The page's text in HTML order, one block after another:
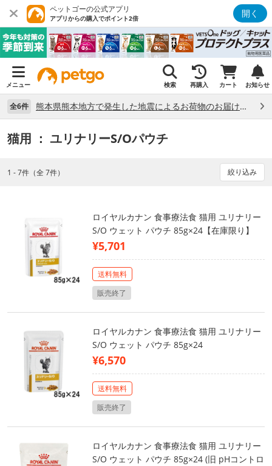
ペットゴーの公式アプリ
アプリからの購入でポイント2倍 開く
メニュー 検索 再購入 カート お知らせ
全6件 熊本県熊本地方で発生した地震によるお荷物のお届け状況について （7/28）
猫用 ： ユリナリーS/Oパウチ
1 - 7件（全 7件） 絞り込み
ロイヤルカナン 食事療法食 猫用 ユリナリー
S/O ウェット パウチ 85g×24【在庫限り】
¥5,701
送料無料
販売終了
ロイヤルカナン 食事療法食 猫用 ユリナリー
S/O ウェット パウチ 85g×24
¥6,570
送料無料
販売終了
ロイヤルカナン 食事療法食 猫用 ユリナリー
S/O ウェット パウチ 85g×24 (旧 pHコントロ